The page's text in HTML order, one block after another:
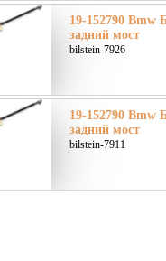
19-152790 Bmw
задний мост
bilstein-7926
19-152790 Bmw
задний мост
bilstein-7911